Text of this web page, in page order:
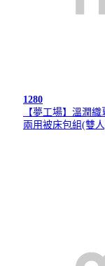
1280
【夢工場】溫潤織
兩用被床包組(雙